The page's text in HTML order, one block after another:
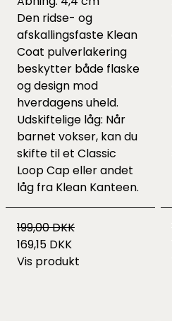
Den ridse- og
afskallingsfaste Klean
Coat pulverlakering
beskytter både flaske
og design mod
hverdagens uheld.
Udskiftelige låg: Når
barnet vokser, kan du
skifte til et Classic
Loop Cap eller andet
låg fra Klean Kanteen.
199,00 DKK
169,15 DKK
Vis produkt